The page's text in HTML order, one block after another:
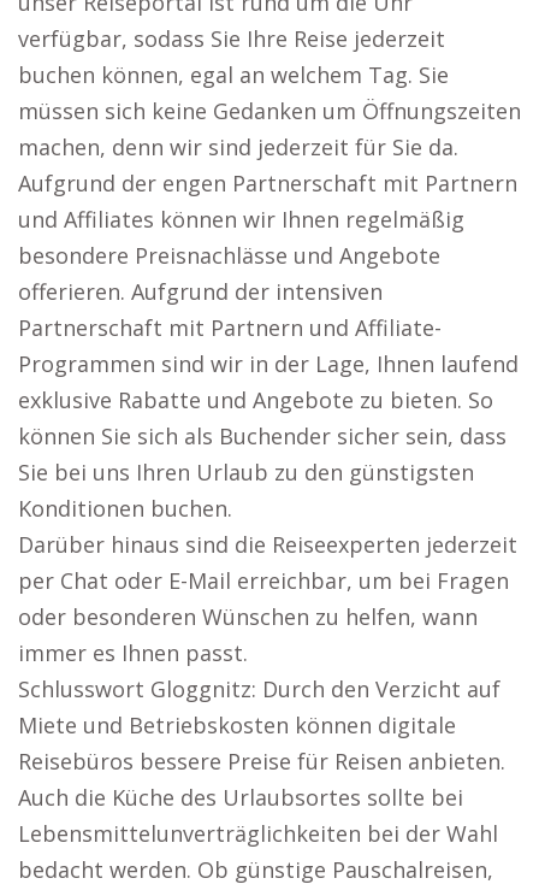
verfügbar, sodass Sie Ihre Reise jederzeit
buchen können, egal an welchem Tag. Sie
müssen sich keine Gedanken um Öffnungszeiten
machen, denn wir sind jederzeit für Sie da.
Aufgrund der engen Partnerschaft mit Partnern
und Affiliates können wir Ihnen regelmäßig
besondere Preisnachlässe und Angebote
offerieren. Aufgrund der intensiven
Partnerschaft mit Partnern und Affiliate-
Programmen sind wir in der Lage, Ihnen laufend
exklusive Rabatte und Angebote zu bieten. So
können Sie sich als Buchender sicher sein, dass
Sie bei uns Ihren Urlaub zu den günstigsten
Konditionen buchen.
Darüber hinaus sind die Reiseexperten jederzeit
per Chat oder E-Mail erreichbar, um bei Fragen
oder besonderen Wünschen zu helfen, wann
immer es Ihnen passt.
Schlusswort Gloggnitz: Durch den Verzicht auf
Miete und Betriebskosten können digitale
Reisebüros bessere Preise für Reisen anbieten.
Auch die Küche des Urlaubsortes sollte bei
Lebensmittelunverträglichkeiten bei der Wahl
bedacht werden. Ob günstige Pauschalreisen,